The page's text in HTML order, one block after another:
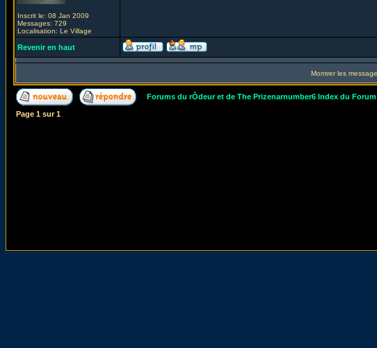
Inscrit le: 08 Jan 2009
Messages: 729
Localisation: Le Village
Revenir en haut
Montrer les
Forums du rÔdeur et de The Prizenarnumber6 Index du Forum
Page 1 sur1